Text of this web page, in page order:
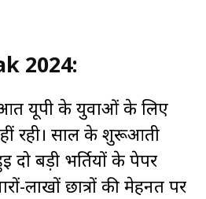
2024:
यूपी के युवाओं के लिए
रही। साल के शुरूआती
दो बड़ी भर्तियों के पेपर
लाखों छात्रों की मेहनत पर